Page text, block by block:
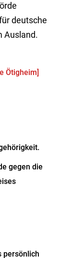
deutsche
Ausland.
Ötigheim]
gegen die
persönlich